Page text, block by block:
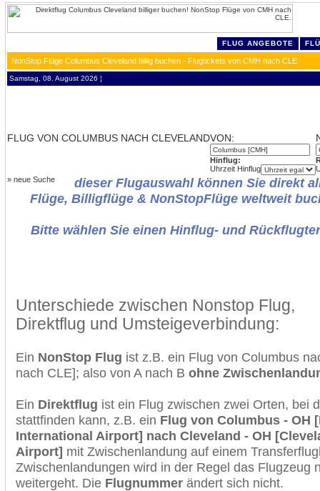
FLUG ANGEBOTE
NonStop Flüge Columbus Cleveland billig buchen - Flugtickets von CMH nach CLE
Samstag, 08. August 2026 ¦
FLUG VON COLUMBUS NACH CLEVELANDVON:
Hinflug:
Uhrzeit Hinflug
» neue Suche
dieser Flugauswahl können Sie direkt
Flüge, Billigflüge & NonStopFlüge weltweit
Bitte wählen Sie einen Hinflug- und
Unterschiede zwischen Nonstop Flug,
Direktflug und Umsteigeverbindung:
Ein NonStop Flug ist z.B. ein Flug von Columbus
nach CLE]; also von A nach B ohne
Ein Direktflug ist ein Flug zwischen zwei Orten, bei
stattfinden kann, z.B. ein Flug von Columbus - OH
International Airport] nach Cleveland - OH
Airport] mit Zwischenlandung auf einem
Zwischenlandungen wird in der Regel das Flugzeug
weitergeht. Die Flugnummer ändert sich nicht.